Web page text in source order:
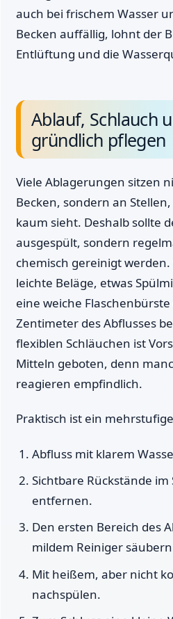
auch bei frischem Wasser
Becken auffällig, lohnt der
Entlüftung und die
Ablauf, Schlauch
gründlich pflegen
Viele Ablagerungen sitzen
Becken, sondern an
kaum sieht. Deshalb sollte
ausgespült, sondern
chemisch gereinigt
leichte Beläge, etwas
eine weiche
Zentimeter des Abflusses
flexiblen Schläuchen ist
Mitteln geboten, denn
reagieren empfindlich.
Praktisch ist ein
Abfluss mit klarem
Sichtbare Rückstände im
entfernen.
Den ersten Bereich des
mildem Reiniger
Mit heißem, aber nicht
nachspülen.